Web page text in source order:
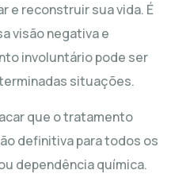
e reconstruir sua vida. É
visão negativa e
involuntário pode ser
situações.
que o tratamento
definitiva para todos os
dependência química.